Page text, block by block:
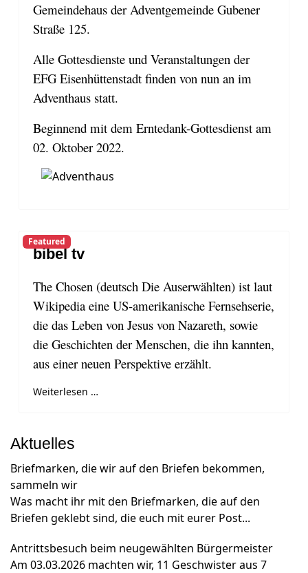
Gemeindehaus der Adventgemeinde Gubener
Straße 125.
Alle Gottesdienste und Veranstaltungen der
EFG Eisenhüttenstadt finden von nun an im
Adventhaus statt.
Beginnend mit dem Erntedank-Gottesdienst am
02. Oktober 2022.
Featured
bibel tv
The Chosen (deutsch Die Auserwählten) ist laut
Wikipedia eine US-amerikanische Fernsehserie,
die das Leben von Jesus von Nazareth, sowie
die Geschichten der Menschen, die ihn kannten,
aus einer neuen Perspektive erzählt.
Weiterlesen …
Aktuelles
Briefmarken, die wir auf den Briefen bekommen,
sammeln wir
Was macht ihr mit den Briefmarken, die auf den
Briefen geklebt sind, die euch mit eurer Post...
Antrittsbesuch beim neugewählten Bürgermeister
Am 03.03.2026 machten wir, 11 Geschwister aus 7